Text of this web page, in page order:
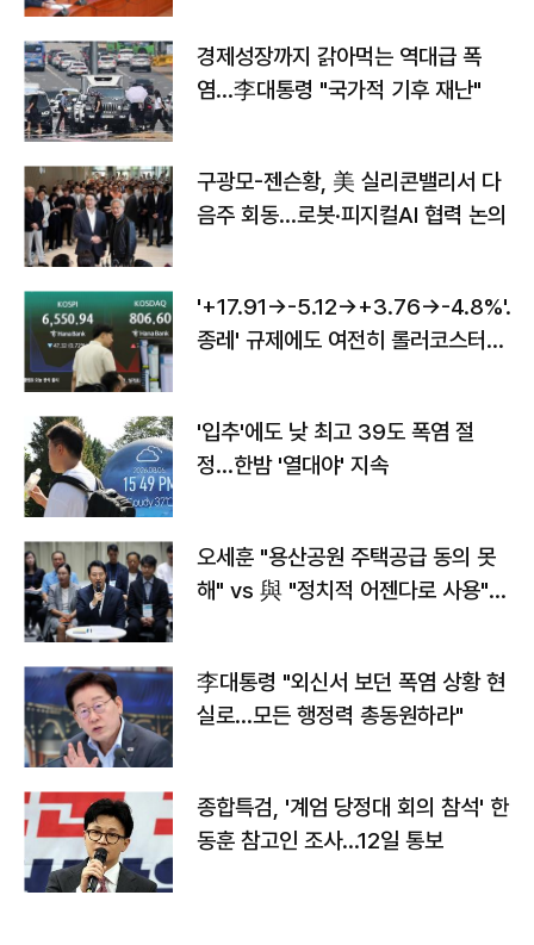
경제성장까지 갉아먹는 역대급 폭
염…李대통령 "국가적 기후 재난"
구광모-젠슨황, 美 실리콘밸리서 다
음주 회동…로봇·피지컬AI 협력 논의
'+17.91→-5.12→+3.76→-4.8%'…'
종레' 규제에도 여전히 롤러코스터
'입추'에도 낮 최고 39도 폭염 절
정…한밤 '열대야' 지속
오세훈 "용산공원 주택공급 동의 못
해" vs 與 "정치적 어젠다로 사용"
李대통령 "외신서 보던 폭염 상황 현
실로…모든 행정력 총동원하라"
종합특검, '계엄 당정대 회의 참석' 한
동훈 참고인 조사...12일 통보